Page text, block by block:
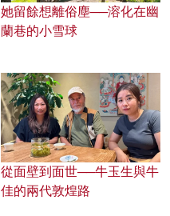
她留餘想離俗塵──溶化在幽
蘭巷的小雪球
從面壁到面世──牛玉生與牛
佳的兩代敦煌路